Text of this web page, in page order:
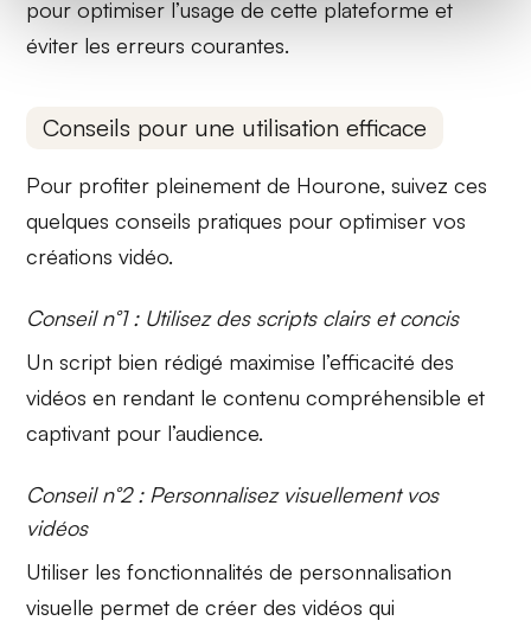
pour optimiser l’usage de cette plateforme et
éviter les erreurs courantes.
Conseils pour une utilisation efficace
Pour profiter pleinement de Hourone, suivez ces
quelques conseils pratiques pour optimiser vos
créations vidéo.
Conseil n°1 : Utilisez des scripts clairs et concis
Un script bien rédigé maximise l’efficacité des
vidéos en rendant le contenucompréhensible et
captivant pour l’audience.
Conseil n°2 : Personnalisez visuellement vos
vidéos
Utiliser les fonctionnalités de personnalisation
visuelle permet de créer des vidéos qui